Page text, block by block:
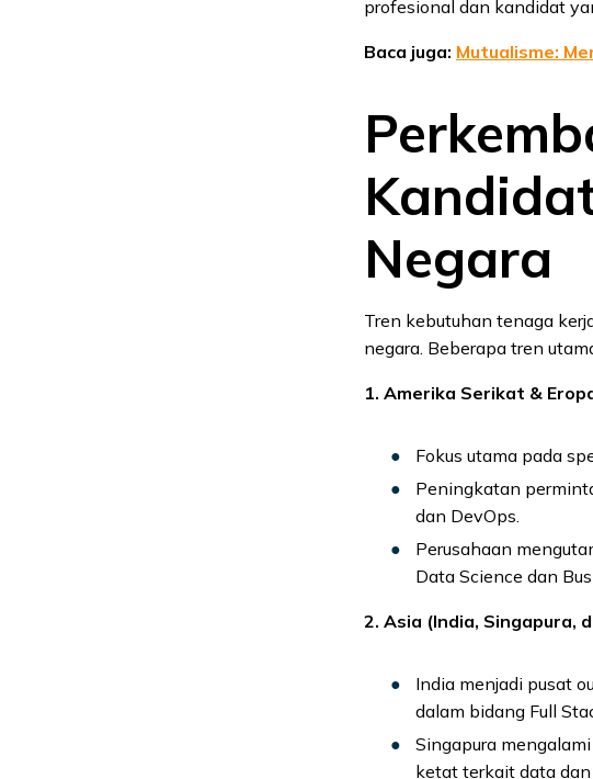
profesional dan kandidat
Baca juga: Mutualisme:
Negara
Tren kebutuhan tenaga
negara. Beberapa tren
1. Amerika Serikat &
Fokus utama pada
Peningkatan
dan DevOps.
Perusahaan
Data Science dan
2. Asia (India, Singapura,
India menjadi pusat
dalam bidang Full
Singapura
ketat terkait data dan